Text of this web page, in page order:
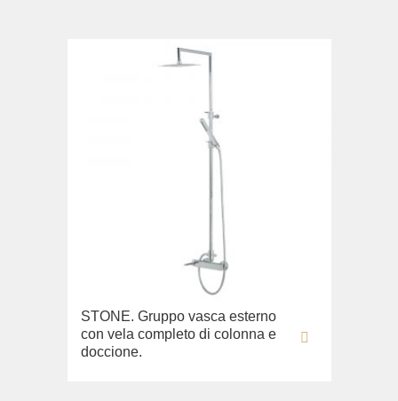
STONE. Gruppo vasca esterno
con vela completo di colonna e
doccione.